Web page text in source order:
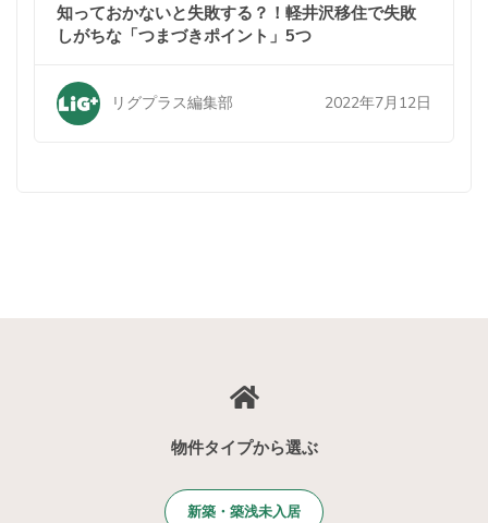
知っておかないと失敗する？！軽井沢移住で失敗
しがちな「つまづきポイント」5つ
リグプラス編集部 2022年7月12日
物件タイプから選ぶ
新築・築浅未入居